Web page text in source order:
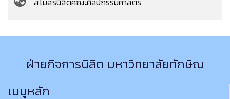
สโมสรนิสิตคณะศิลปกรรมศาสตร์
ฝ่ายกิจการนิสิต มหาวิทยาลัยทักษิณ
เมนูหลัก